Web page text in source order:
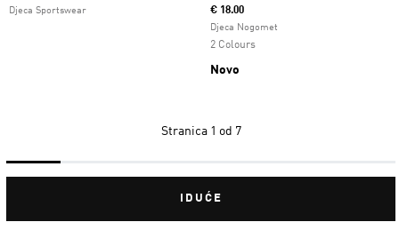
Djeca Sportswear € 18.00
Djeca Nogomet
2 Colours
Novo
Stranica 1 od 7
IDUĆE